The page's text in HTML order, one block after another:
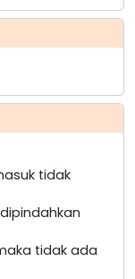
tidak
tidak ada